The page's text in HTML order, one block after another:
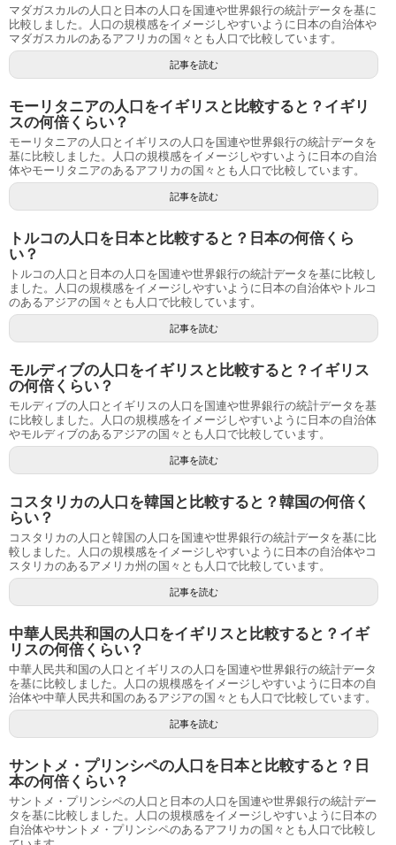
マダガスカルの人口と日本の人口を国連や世界銀行の統計データを基に
比較しました。人口の規模感をイメージしやすいように日本の自治体や
マダガスカルのあるアフリカの国々とも人口で比較しています。
記事を読む
モーリタニアの人口をイギリスと比較すると？イギリ
スの何倍くらい？
モーリタニアの人口とイギリスの人口を国連や世界銀行の統計データを
基に比較しました。人口の規模感をイメージしやすいように日本の自治
体やモーリタニアのあるアフリカの国々とも人口で比較しています。
記事を読む
トルコの人口を日本と比較すると？日本の何倍くら
い？
トルコの人口と日本の人口を国連や世界銀行の統計データを基に比較し
ました。人口の規模感をイメージしやすいように日本の自治体やトルコ
のあるアジアの国々とも人口で比較しています。
記事を読む
モルディブの人口をイギリスと比較すると？イギリス
の何倍くらい？
モルディブの人口とイギリスの人口を国連や世界銀行の統計データを基
に比較しました。人口の規模感をイメージしやすいように日本の自治体
やモルディブのあるアジアの国々とも人口で比較しています。
記事を読む
コスタリカの人口を韓国と比較すると？韓国の何倍く
らい？
コスタリカの人口と韓国の人口を国連や世界銀行の統計データを基に比
較しました。人口の規模感をイメージしやすいように日本の自治体やコ
スタリカのあるアメリカ州の国々とも人口で比較しています。
記事を読む
中華人民共和国の人口をイギリスと比較すると？イギ
リスの何倍くらい？
中華人民共和国の人口とイギリスの人口を国連や世界銀行の統計データ
を基に比較しました。人口の規模感をイメージしやすいように日本の自
治体や中華人民共和国のあるアジアの国々とも人口で比較しています。
記事を読む
サントメ・プリンシペの人口を日本と比較すると？日
本の何倍くらい？
サントメ・プリンシペの人口と日本の人口を国連や世界銀行の統計デー
タを基に比較しました。人口の規模感をイメージしやすいように日本の
自治体やサントメ・プリンシペのあるアフリカの国々とも人口で比較し